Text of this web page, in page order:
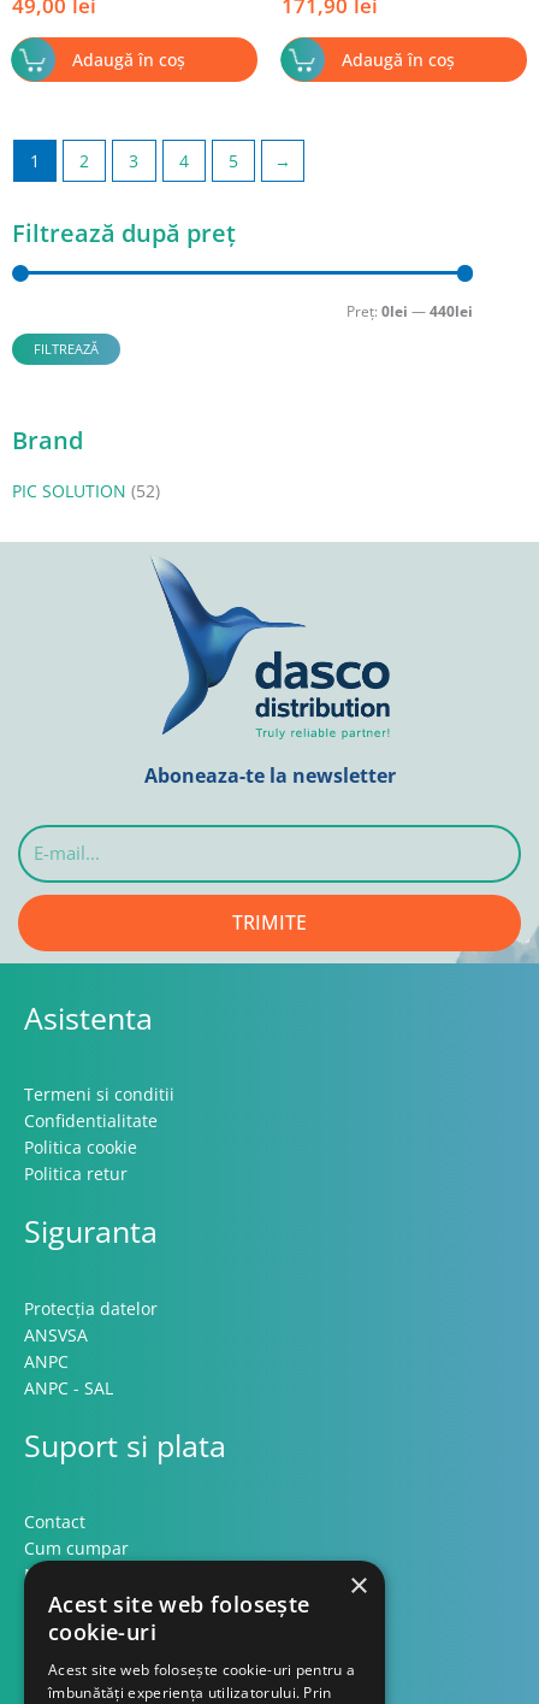
Filtrează după preț
minim
maxim
FILTREAZĂ
Preț:0lei —440lei
Brand
PIC SOLUTION (52)
Adaugă în coș Adaugă în coș
1 2 3 4 5 →
Aboneaza-te la newsletter
E-
mail...
TRIMITE
Asistenta
Termeni si conditii
Confidentialitate
Politica cookie
Politica retur
Siguranta
Protecția datelor
ANSVSA
ANPC
ANPC - SAL
Suport si plata
Contact
Cum cumpar
Modalitati plata
Formular retur
Contact
×
Acest site web folosește
cookie-uri
Acest site web folosește cookie-uri pentru a
îmbunătăți experiența utilizatorului. Prin